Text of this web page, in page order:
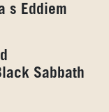
s Eddiem
Sabbath